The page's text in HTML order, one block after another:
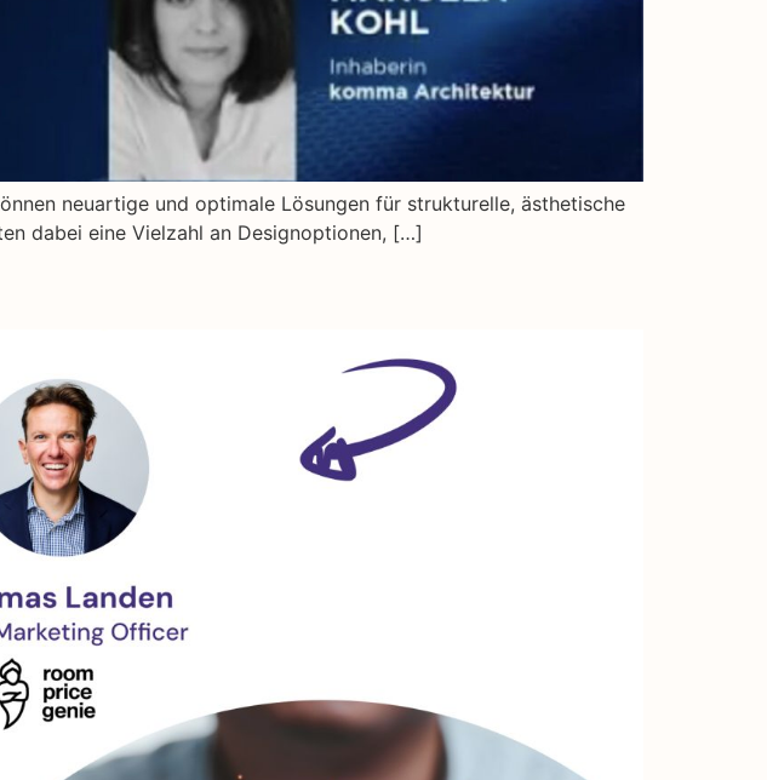
neuartige und optimale Lösungen für strukturelle, ästhetische
dabei eine Vielzahl an Designoptionen, […]